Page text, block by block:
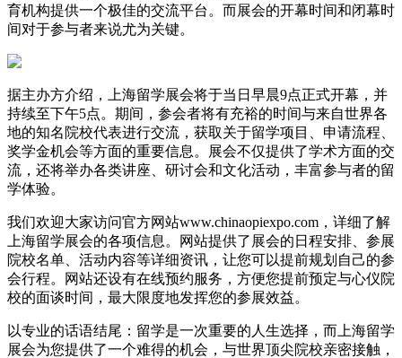
育机构提供一个极佳的交流平台。而展会的开幕时间和闭幕时
间对于参与者来说尤为关键。
据主办方介绍，上海留学展会将于当日早晨9点正式开幕，并
持续至下午5点。期间，参会者将有充裕的时间与来自世界各
地的知名院校代表进行交流，获取关于留学项目、申请流程、
奖学金机会等方面的重要信息。展会不仅提供了学术方面的交
流，还将举办各类讲座、研讨会和文化活动，丰富参与者的留
学体验。
我们欢迎大家访问官方网站www.chinaopiexpo.com，详细了解
上海留学展会的各项信息。网站提供了展会的日程安排、参展
院校名单、活动内容等详细资讯，让您可以提前规划自己的参
会行程。网站还设有在线预约服务，方便您提前预定与心仪院
校的面谈时间，最大限度地发挥您的参展效益。
以专业的话语结尾：留学是一次重要的人生选择，而上海留学
展会为您提供了一个难得的机会，与世界顶尖院校亲密接触，